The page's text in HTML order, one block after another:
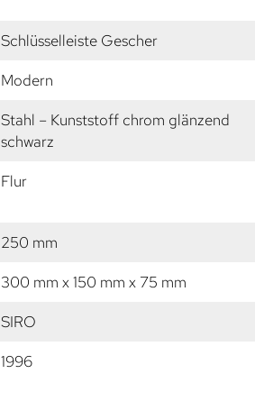
Schlüsselleiste Gescher
Modern
Stahl – Kunststoff chrom glänzend
schwarz
Flur
250 mm
300 mm x 150 mm x 75 mm
SIRO
1996